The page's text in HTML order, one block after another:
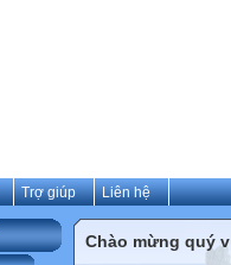
Trợ giúp Liên hệ
Chào mừng quý